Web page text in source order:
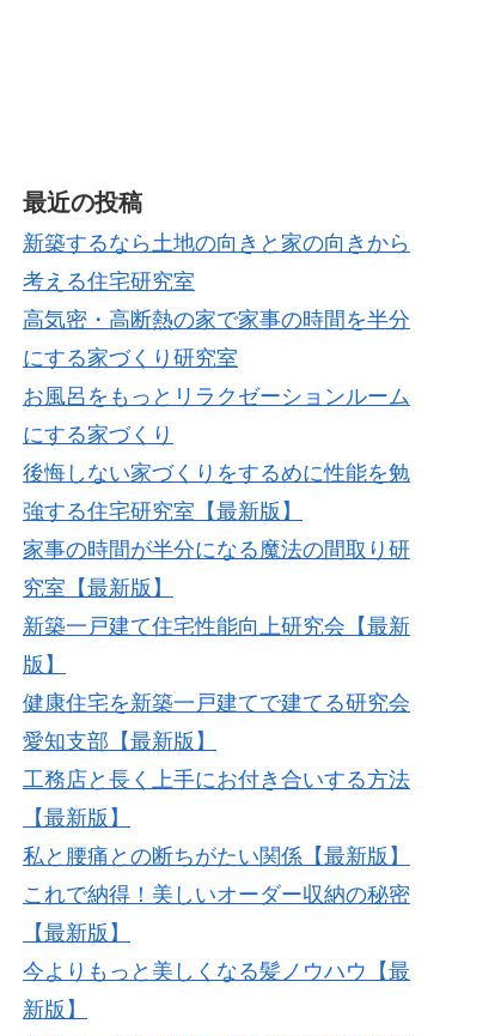
最近の投稿
新築するなら土地の向きと家の向きから
考える住宅研究室
高気密・高断熱の家で家事の時間を半分
にする家づくり研究室
お風呂をもっとリラクゼーションルーム
にする家づくり
後悔しない家づくりをするめに性能を勉
強する住宅研究室【最新版】
家事の時間が半分になる魔法の間取り研
究室【最新版】
新築一戸建て住宅性能向上研究会【最新
版】
健康住宅を新築一戸建てで建てる研究会
愛知支部【最新版】
工務店と長く上手にお付き合いする方法
【最新版】
私と腰痛との断ちがたい関係【最新版】
これで納得！美しいオーダー収納の秘密
【最新版】
今よりもっと美しくなる髪ノウハウ【最
新版】